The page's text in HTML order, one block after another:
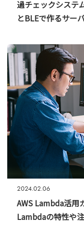
過チェックシステ
とBLEで作るサー
2024.02.06
AWS Lambda活用
Lambdaの特性や